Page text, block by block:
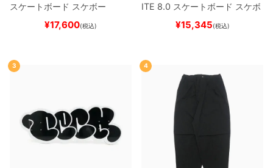
スケートボード スケボー
¥17,600(税込)
ITE 8.0 スケートボード スケボ
¥15,345(税込)
3 4